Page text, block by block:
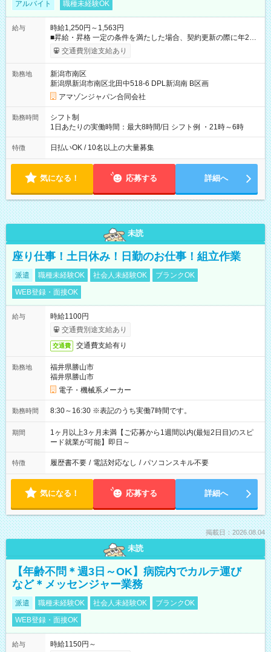
アルバイト 職種未経験OK
給与
時給1,250円～1,563円
■昇給・昇格 一定の条件を満たした場合、契約更新の際に年2回
まで昇給の機会があります。 ■正社員登用制度あり ※月末締/翌
月25日支払い ※時間外手当、別途支給 ※深夜割増賃金 (22:00～
☆Amazon直雇用で安定して働けます！ 【試用期間】試用期間
あり 試用期間の長さ：1週間 雇用形態、給与は本採用時と同じ
です。
交通費別途支給あり
勤務地
新潟市南区
新潟県新潟市南区北田中518-6 DPL新潟南 B区画
アマゾンジャパン合同会社
勤務時間
シフト制
1日あたりの実働時間：最大8時間/日 シフト例 ・21時～6時
特徴 日払いOK / 10名以上の大量募集
気になる！ 応募する 詳細へ
未読
座り仕事！土日休み！日勤のお仕事！組立作業
派遣 職種未経験OK 社会人未経験OK
ブランクOK
WEB登録・面接OK
給与
時給1100円
交通費別途支給あり
交通費 交通費支給有り
勤務地
福井県勝山市
福井県勝山市
電子・機械系メーカー
勤務時間 8:30～16:30 ※表記のうち実働7時間です。
期間
1ヶ月以上3ヶ月未満【ご応募から1週間以内(最短2日目)のスピ
ード就業が可能】即日～
特徴 履歴書不要 / 電話対応なし / パソコンスキル不要
気になる！ 応募する 詳細へ
掲載日：2026.08.04
未読
【年齢不問＊週3日～OK】病院内でカルテ運び
など＊メッセンジャー業務
派遣 職種未経験OK 社会人未経験OK
ブランクOK
WEB登録・面接OK
給与
時給1150円～